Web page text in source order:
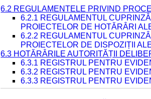
6.2 REGULAMENTELE PRIVIND
6.2.1 REGULAMENTUL
PROIECTELOR DE HOTĂRÂRI
6.2.2 REGULAMENTUL
PROIECTELOR DE DISPOZIȚII
6.3 HOTĂRÂRILE AUTORITĂȚII
6.3.1 REGISTRUL PENTRU
6.3.2 REGISTRUL PENTRU
6.3.3 REGISTRUL PENTRU